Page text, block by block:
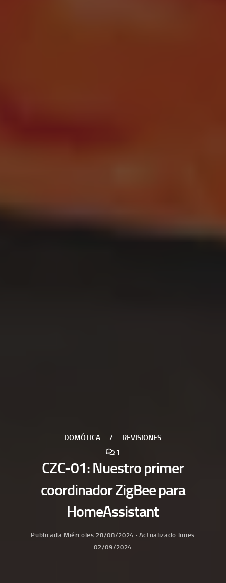
DOMÓTICA /
REVISIONES
1
CZC-01: Nuestro primer
coordinador ZigBee para
HomeAssistant
Publicada Miércoles 28/08/2024 · Actualizado lunes
02/09/2024